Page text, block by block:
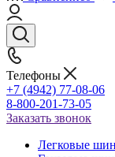
Телефоны
+7 (4942) 77-08-06
8-800-201-73-05
Заказать звонок
Легковые